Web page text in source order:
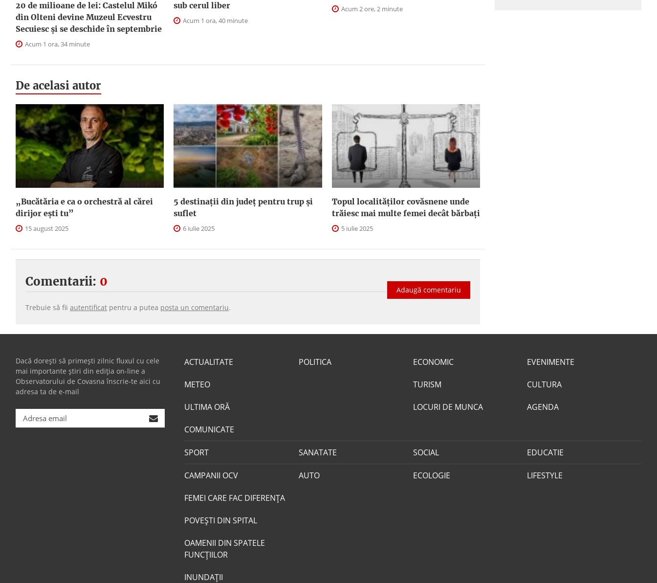
20 de milioane de lei: Castelul Mikó
din Olteni devine Muzeul Ecvestru
Secuiesc și se deschide în septembrie
Acum 1 ora, 34 minute
sub cerul liber
Acum 1 ora, 40 minute
Acum 2 ore, 2 minute
De acelasi autor
„Bucătăria e ca o orchestră al cărei
dirijor ești tu”
15 august 2025
5 destinații din județ pentru trup și
suflet
6 iulie 2025
Topul localităților covăsnene unde
trăiesc mai multe femei decât bărbați
5 iulie 2025
Comentarii: 0
Adaugă comentariu
Trebuie să fii autentificat pentru a putea posta un comentariu.
Dacă dorești să primești zilnic fluxul cu cele
mai importante știri din ediția on-line a
Observatorului de Covasna înscrie-te aici cu
adresa ta de e-mail
ACTUALITATE
METEO
ULTIMA ORĂ
COMUNICATE
POLITICA ECONOMIC
TURISM
LOCURI DE MUNCA
EVENIMENTE
CULTURA
AGENDA
SPORT SANATATE SOCIAL EDUCATIE
CAMPANII OCV
FEMEI CARE FAC DIFERENȚA
POVEŞTI DIN SPITAL
OAMENII DIN SPATELE
FUNCŢIILOR
INUNDAŢII
AUTO ECOLOGIE LIFESTYLE